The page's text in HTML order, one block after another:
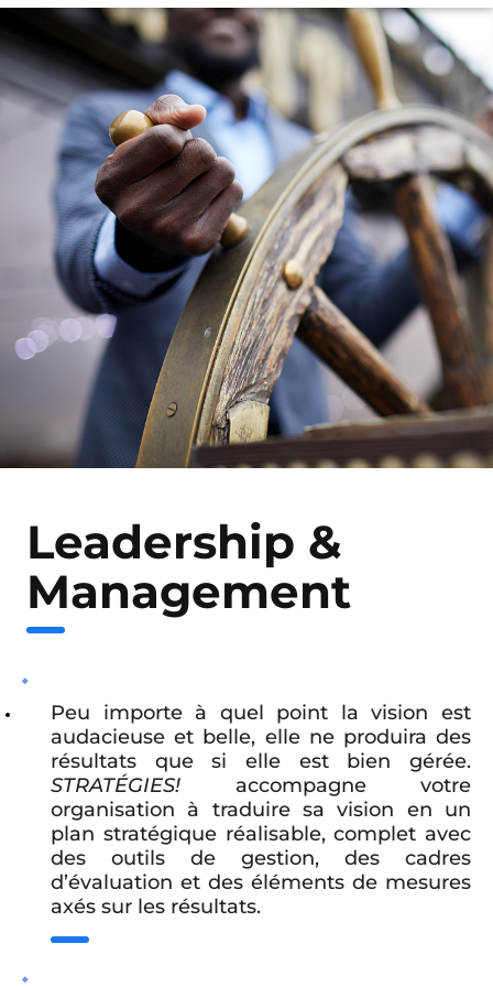
Leadership &
Management
Peu importe à quel point la vision est
audacieuse et belle, elle ne produira des
résultats que si elle est bien gérée.
STRATÉGIES! accompagne votre
organisation à traduire sa vision en un
plan stratégique réalisable, complet avec
des outils de gestion, des cadres
d’évaluation et des éléments de mesures
axés sur les résultats.